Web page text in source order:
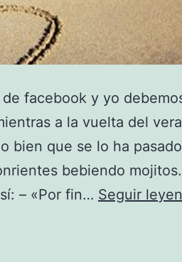
facebook y yo
a la vuelta del
bien que se lo ha
bebiendo
– «Por fin… Seguir